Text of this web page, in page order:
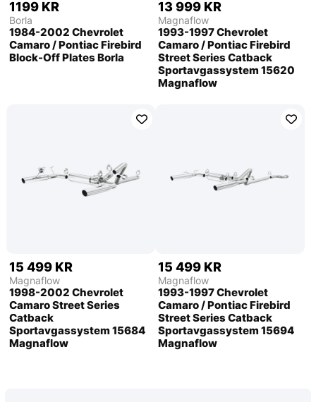
1199 KR
Borla
1984-2002 Chevrolet
Camaro / Pontiac Firebird
Block-Off Plates Borla
13 999 KR
Magnaflow
1993-1997 Chevrolet
Camaro / Pontiac Firebird
Street Series Catback
Sportavgassystem 15620
Magnaflow
15 499 KR
Magnaflow
1998-2002 Chevrolet
Camaro Street Series
Catback
Sportavgassystem 15684
Magnaflow
15 499 KR
Magnaflow
1993-1997 Chevrolet
Camaro / Pontiac Firebird
Street Series Catback
Sportavgassystem 15694
Magnaflow